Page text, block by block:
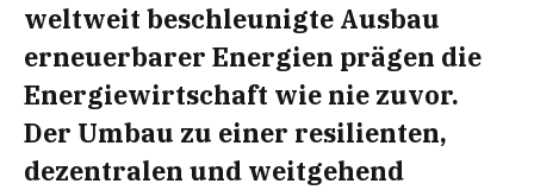
weltweit beschleunigte Ausbau
erneuerbarer Energien prägen die
Energiewirtschaft wie nie zuvor.
Der Umbau zu einer resilienten,
dezentralen und weitgehend